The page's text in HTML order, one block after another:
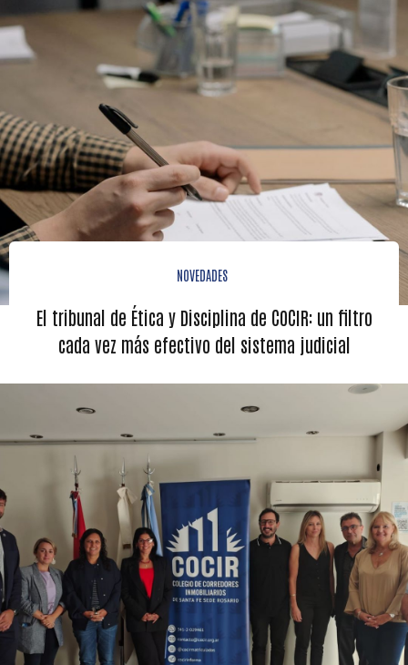
NOVEDADES
El tribunal de Ética y Disciplina de COCIR: un filtro
cada vez más efectivo del sistema judicial